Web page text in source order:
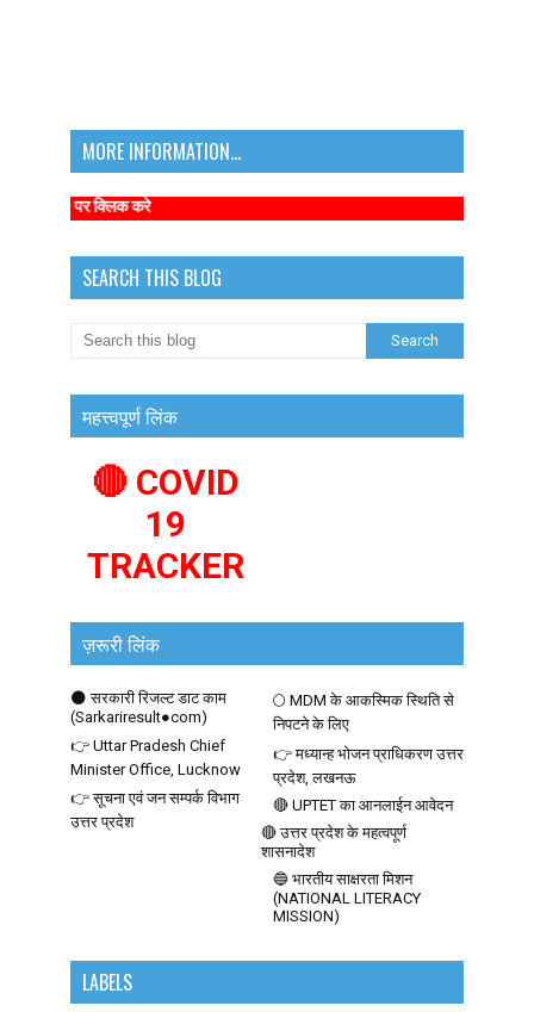
MORE INFORMATION...
पर क्लिक करे
SEARCH THIS BLOG
महत्त्वपूर्ण लिंक
🔴 COVID
19
TRACKER
ज़रूरी लिंक
🌑 सरकारी रिजल्ट डाट काम
(Sarkariresult●com)
🌕 MDM के आकस्मिक स्थिति से
निपटने के लिए
👉 Uttar Pradesh Chief
Minister Office, Lucknow
👉 मध्यान्ह भोजन प्राधिकरण उत्तर
प्रदेश, लखनऊ
👉 सूचना एवं जन सम्पर्क विभाग
उत्तर प्रदेश
🔴 UPTET का आनलाईन आवेदन
🔴 उत्तर प्रदेश के महत्वपूर्ण
शासनादेश
🔵 भारतीय साक्षरता मिशन
(NATIONAL LITERACY
MISSION)
LABELS